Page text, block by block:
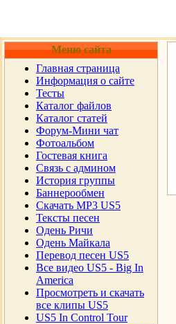
Меню сайта
Главная страница
Информация о сайте
Тесты
Каталог файлов
Каталог статей
Форум-Мини чат
Фотоальбом
Гостевая книга
Cвязь с админом
История группы
Баннерообмен
Скачать MP3 US5
Тексты песен
Одень Ричи
Одень Майкала
Перевод песен US5
Все видео US5 - Big In
America
Просмотреть и скачать
все клипы US5
US5 In Control Tour